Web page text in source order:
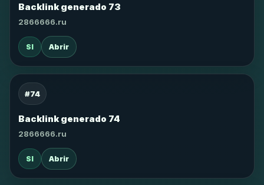
Backlink generado 73
2866666.ru
SI Abrir
#74
Backlink generado 74
2866666.ru
SI Abrir